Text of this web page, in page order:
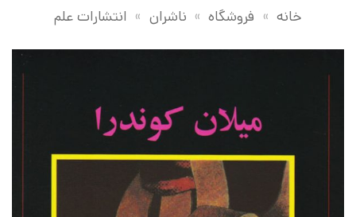
خانه » فروشگاه » ناشران » انتشارات علم